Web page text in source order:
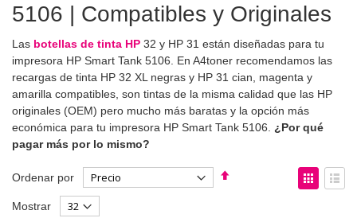
5106 | Compatibles y Originales
Las botellas de tinta HP 32 y HP 31 están diseñadas para tu
impresora HP Smart Tank 5106. En A4toner recomendamos las
recargas de tinta HP 32 XL negras y HP 31 cian, magenta y
amarilla compatibles, son tintas de la misma calidad que las HP
originales (OEM) pero mucho más baratas y la opción más
económica para tu impresora HP Smart Tank 5106.
¿Por qué
pagar más por lo mismo?
Ordenar por
Fijar
Ver
como
Mostrar